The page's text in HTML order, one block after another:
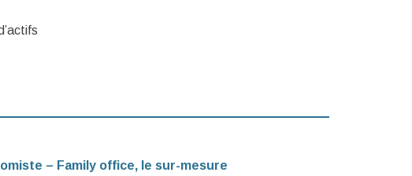
– Family office, le sur-­mesure